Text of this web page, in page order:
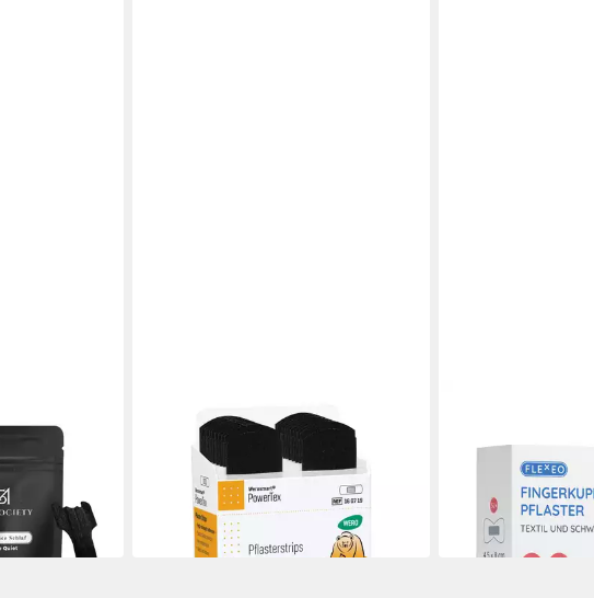
Wundpflaster Werosmart® PowerTex
Pflaster
ab 12,92 €
in 2-3 Werktagen bei dir
12,99 €
in 3-4 Werktagen bei dir